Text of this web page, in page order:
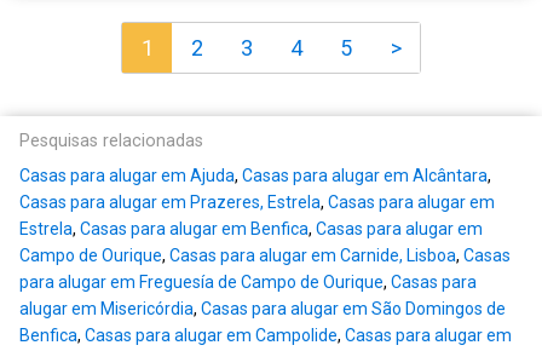
1 2 3 4 5 >
Pesquisas relacionadas
Casas para alugar em Ajuda, Casas para alugar em Alcântara,
Casas para alugar em Prazeres, Estrela, Casas para alugar em
Estrela, Casas para alugar em Benfica, Casas para alugar em
Campo de Ourique, Casas para alugar em Carnide, Lisboa, Casas
para alugar em Freguesía de Campo de Ourique, Casas para
alugar em Misericórdia, Casas para alugar em São Domingos de
Benfica, Casas para alugar em Campolide, Casas para alugar em